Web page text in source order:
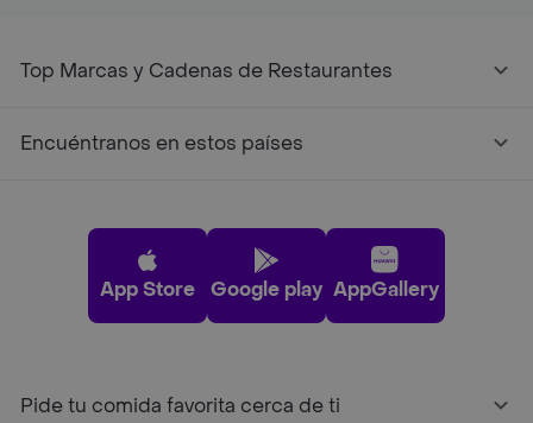
Top Marcas y Cadenas de Restaurantes
Encuéntranos en estos países
App Store Google play AppGallery
Pide tu comida favorita cerca de ti